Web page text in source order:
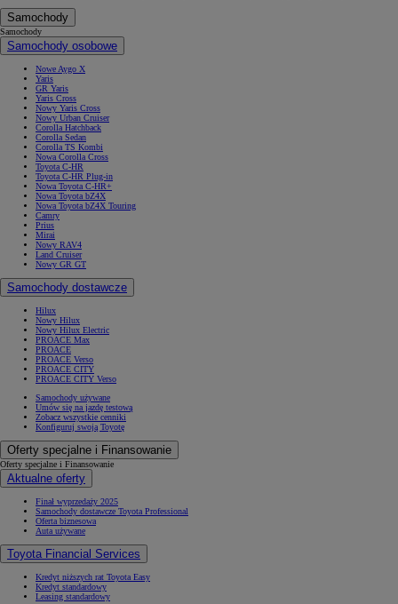
Samochody
Samochody
Samochody osobowe
Nowe Aygo X
Yaris
GR Yaris
Yaris Cross
Nowy Yaris Cross
Nowy Urban Cruiser
Corolla Hatchback
Corolla Sedan
Corolla TS Kombi
Nowa Corolla Cross
Toyota C-HR
Toyota C-HR Plug-in
Nowa Toyota C-HR+
Nowa Toyota bZ4X
Nowa Toyota bZ4X Touring
Camry
Prius
Mirai
Nowy RAV4
Land Cruiser
Nowy GR GT
Samochody dostawcze
Hilux
Nowy Hilux
Nowy Hilux Electric
PROACE Max
PROACE
PROACE Verso
PROACE CITY
PROACE CITY Verso
Samochody używane
Umów się na jazdę testową
Zobacz wszystkie cenniki
Konfiguruj swoją Toyotę
Oferty specjalne i Finansowanie
Oferty specjalne i Finansowanie
Aktualne oferty
Finał wyprzedaży 2025
Samochody dostawcze Toyota Professional
Oferta biznesowa
Auta używane
Toyota Financial Services
Kredyt niższych rat Toyota Easy
Kredyt standardowy
Leasing standardowy